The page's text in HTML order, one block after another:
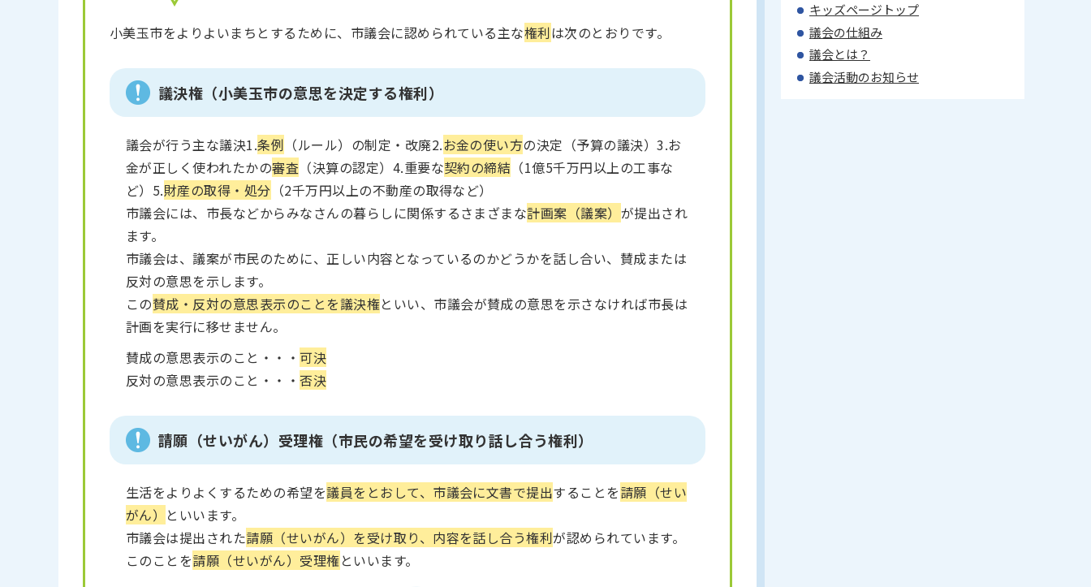
小美玉市をよりよいまちとするために、市議会に認められている主な権利は次のとおりです。
議決権（小美玉市の意思を決定する権利）
議会が行う主な議決1.条例 （ルール）の制定・改廃2.お金の使い方の決定（予算の議決）3.お
金が正しく使われたかの審査 （決算の認定）4.重要な契約の締結 （1億5千万円以上の工事な
ど）5.財産の取得・処分 （2千万円以上の不動産の取得など）
市議会には、市長などからみなさんの暮らしに関係するさまざまな計画案（議案） が提出され
ます。
市議会は、議案が市民のために、正しい内容となっているのかどうかを話し合い、賛成または
反対の意思を示します。
この賛成・反対の意思表示のことを議決権といい、市議会が賛成の意思を示さなければ市長は
計画を実行に移せません。
賛成の意思表示のこと・・・ 可決
反対の意思表示のこと・・・否決
請願（せいがん）受理権（市民の希望を受け取り話し合う権利）
生活をよりよくするための希望を議員をとおして、市議会に文書で提出することを請願（せい
がん） といいます。
市議会は提出された請願（せいがん）を受け取り、内容を話し合う権利が認められています。
このことを請願（せいがん）受理権といいます。
キッズページトップ
議会の仕組み
議会とは？
議会活動のお知らせ